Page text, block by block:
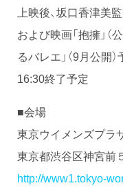
上映後、坂口香津美
および映画「抱擁」（
るバレエ」（9月公開
16:30終了予定
■会場
東京ウイメンズプ
東京都渋谷区神宮前
http://www1.tokyo-